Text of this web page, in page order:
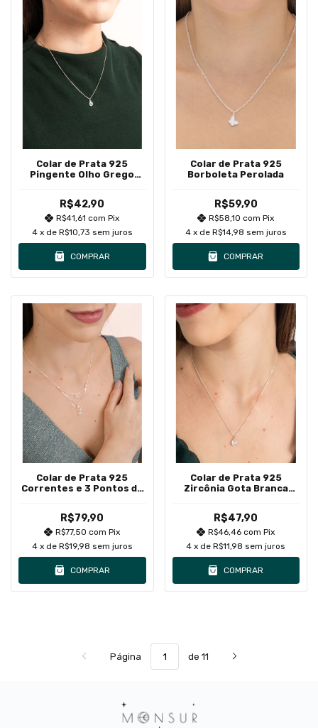
Colar de Prata 925
Pingente Olho Grego
R$42,90
R$41,61com Pix
4 x de R$10,73 sem juros
COMPRAR
Colar de Prata 925
Borboleta Perolada
R$59,90
R$58,10com Pix
4 x de R$14,98 sem juros
COMPRAR
Colar de Prata 925
Correntes e 3 Pontos de
R$79,90
R$77,50com Pix
4 x de R$19,98 sem juros
COMPRAR
Colar de Prata 925
Zircônia Gota Branca
R$47,90
R$46,46com Pix
4 x deR$11,98 sem juros
COMPRAR
Página de 11